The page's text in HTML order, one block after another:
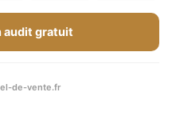
audit gratuit
de-vente.fr